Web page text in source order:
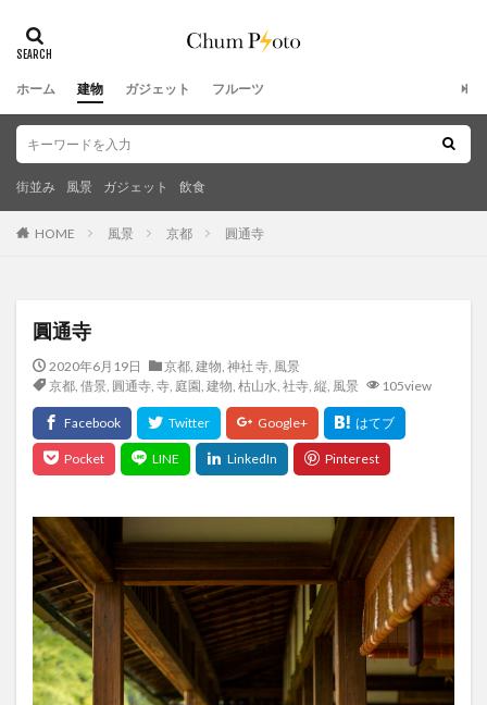
ホーム 建物 ガジェット フルーツ
街並み 風景 ガジェット 飲食
HOME 風景 京都 圓通寺
圓通寺
2020年6月19日 京都, 建物, 神社 寺, 風景
京都, 借景, 圓通寺, 寺, 庭園, 建物, 枯山水, 社寺, 縦, 風景 105view